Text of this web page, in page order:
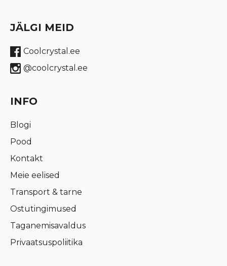
JÄLGI MEID
Coolcrystal.ee
@coolcrystal.ee
INFO
Blogi
Pood
Kontakt
Meie eelised
Transport & tarne
Ostutingimused
Taganemisavaldus
Privaatsuspoliitika